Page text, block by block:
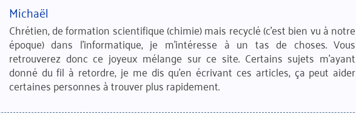
Michaël
Chrétien, de formation scientifique (chimie) mais recyclé (c'est bien vu à notre
époque) dans l'informatique, je m'intéresse à un tas de choses. Vous
retrouverez donc ce joyeux mélange sur ce site. Certains sujets m'ayant
donné du fil à retordre, je me dis qu'en écrivant ces articles, ça peut aider
certaines personnes à trouver plus rapidement.